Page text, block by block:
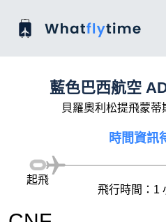
藍色巴西航空
貝羅奧利松提飛蒙蒂
時間資訊
起飛
飛行時間：1